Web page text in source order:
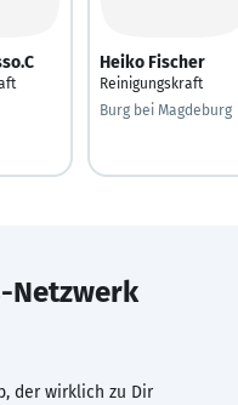
Heiko Fischer
Reinigungskraft
Burg bei Magdeburg
Netzwerk
der wirklich zu Dir